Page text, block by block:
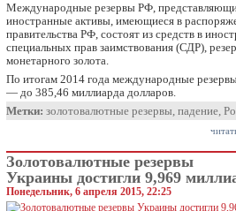
Международные резервы РФ,
иностранные активы, имеющиеся в
правительства РФ, состоят из средств в
специальных прав заимствования (СДР),
монетарного золота.
По итогам 2014 года международные
— до 385,46 миллиарда долларов.
Метки: золотовалютные резервы, падение,
Золотовалютные резервы
Украины достигли 9,969
Понедельник, 6 апреля 2015, 22:25